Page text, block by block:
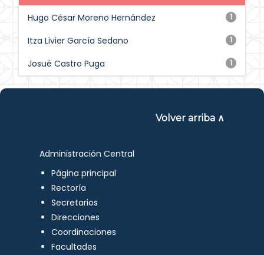
1
Hugo César Moreno Hernández
1
Itza Livier García Sedano
1
Josué Castro Puga
Volver arriba ∧
Administración Central
Página principal
Rectoría
Secretarios
Direcciones
Coordinaciones
Facultades